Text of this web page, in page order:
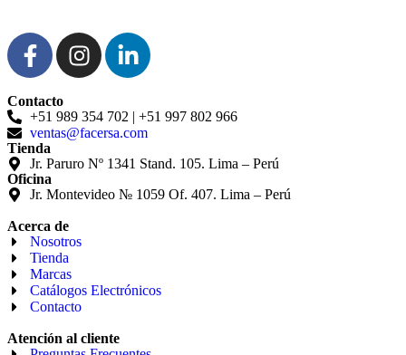
Contacto
+51 989 354 702 | +51 997 802 966
ventas@facersa.com
Tienda
Jr. Paruro Nº 1341 Stand. 105. Lima – Perú
Oficina
Jr. Montevideo № 1059 Of. 407. Lima – Perú
Acerca de
Nosotros
Tienda
Marcas
Catálogos Electrónicos
Contacto
Atención al cliente